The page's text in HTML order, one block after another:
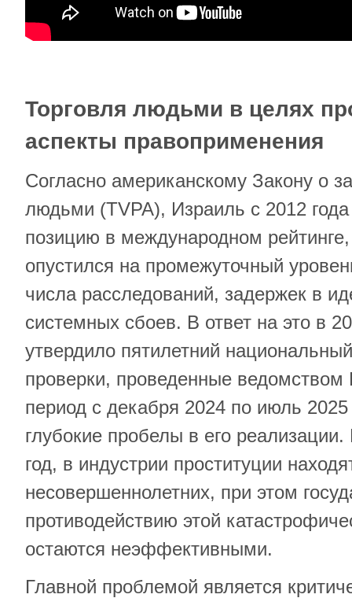
Торговля людьми в целях
аспекты правоприменения
Согласно американскому Закону о
людьми (TVPA), Израиль с 2012
позицию в международном рейтинге,
опустился на промежуточный
числа расследований, задержек в
системных сбоев. В ответ на это в
утвердило пятилетний
проверки, проведенные ведомством
период с декабря 2024 по июль
глубокие пробелы в его
год, в индустрии проституции
несовершеннолетних, при этом
противодействию этой
остаются неэффективными.
Главной проблемой является